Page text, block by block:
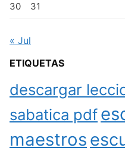
30 31
« Jul
ETIQUETAS
descargar
sabatica pdf
maestros